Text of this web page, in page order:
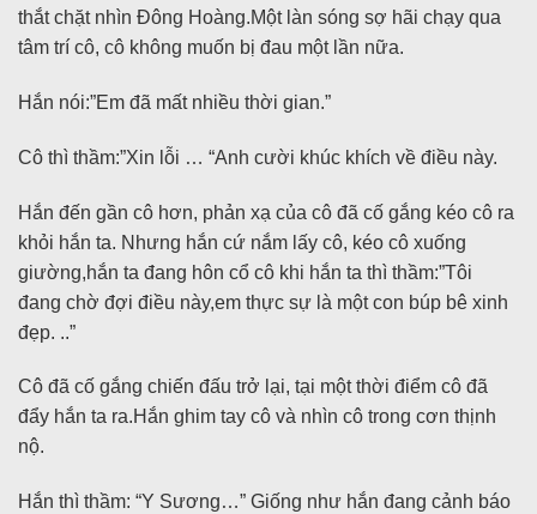
thắt chặt nhìn Đông Hoàng.Một làn sóng sợ hãi chạy qua
tâm trí cô, cô không muốn bị đau một lần nữa.
Hắn nói:”Em đã mất nhiều thời gian.”
Cô thì thầm:”Xin lỗi … “Anh cười khúc khích về điều này.
Hắn đến gần cô hơn, phản xạ của cô đã cố gắng kéo cô ra
khỏi hắn ta. Nhưng hắn cứ nắm lấy cô, kéo cô xuống
giường,hắn ta đang hôn cổ cô khi hắn ta thì thầm:”Tôi
đang chờ đợi điều này,em thực sự là một con búp bê xinh
đẹp. ..”
Cô đã cố gắng chiến đấu trở lại, tại một thời điểm cô đã
đẩy hắn ta ra.Hắn ghim tay cô và nhìn cô trong cơn thịnh
nộ.
Hắn thì thầm: “Y Sương…” Giống như hắn đang cảnh báo